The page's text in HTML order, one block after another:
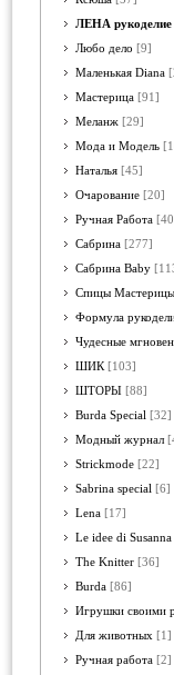
ЛЕНА рукоделие
Любо дело [9]
Маленькая Diana
Мастерица [91]
Меланж [29]
Мода и Модель
Наталья [45]
Очарование [20]
Ручная Работа
Сабрина [277]
Сабрина Baby
Спицы Мастерицы
Формула
Чудесные
ШИК [103]
ШТОРЫ [88]
Burda Special [32]
Модный журнал
Strickmode [22]
Sabrina special [6]
Lena [17]
Le idee di Susanna
The Knitter [36]
Burda [86]
Игрушки своими
Для животных [1]
Ручная работа [2]